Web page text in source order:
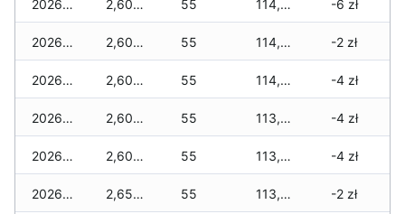
2026-04-30 2,600 zł 55 114,020 zł -6 zł
2026-04-29 2,600 zł 55 114,020 zł -2 zł
2026-04-28 2,600 zł 55 114,020 zł -4 zł
2026-04-27 2,600 zł 55 113,990 zł -4 zł
2026-04-26 2,600 zł 55 113,960 zł -4 zł
2026-04-25 2,650 zł 55 113,930 zł -2 zł